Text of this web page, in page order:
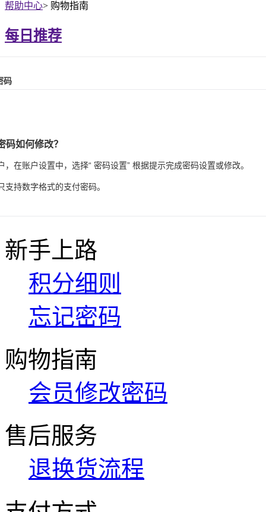
帮助中心> 购物指南
每日推荐
码
码如何修改？
，在账户设置中，选择“ 密码设置” 根据提示完成密码设置或修改。
支持数字格式的支付密码。
新手上路
积分细则
忘记密码
购物指南
会员修改密码
售后服务
退换货流程